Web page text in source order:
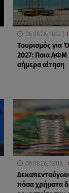
06.08.26, 18:12
Τουρισμός για
2027: Ποια ΑΦΜ
σήμερα αίτηση
06.08.26, 12:08
πόσα χρήματα